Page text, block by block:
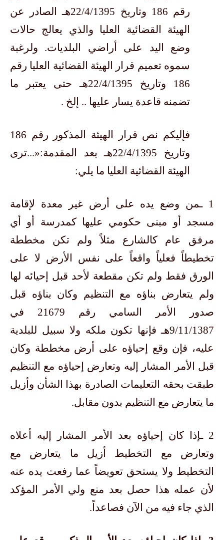
رقم 186 وتاريخ 22/4/1395هـ الصادر عن
الهيئة القضائية العليا والذي يعالج حالات
وضع اليد على أراضي البلديات. ولرغبة
سموه تعميم قرار الهيئة القضائية العليا رقم
186 وتاريخ 22/4/1395هـ حتى يعتبر ما
تضمنه قاعدة يسار عليها .. إلخ .
فإليكم نص قرار الهيئة المذكور رقم 186
وتاريخ 22/4/1395هـ بعد المقدمة:«...ترى
الهيئة القضائية العليا ما يلي:
1 ـمن وضع يده على أرض غير معدة لإقامة
مسجد أو مبنى حكومي عليها كمدرسة أو أي
مرفق عام كالشارع مثلاً ولم تكن مخططة
تخطيطاً فعلياً واقعاً على نفس الأرض لا على
الورق فقط ولم تكن مقطعة لأحد قبل إحيائه لها
ولم يتعارض بناؤه مع التنظيم وكان بناؤه قبل
صدور الأمر السامي رقم 21679 في
9/11/1387هـ فإنها تكون ملكه ولا سبيل للبلدية
عليه، فإن وقع إحياؤه على أرض مخططة وكان
قبل الأمر المشار إليه وتعارض إحياؤه مع التنظيم
طبقت بحقه التعليمات الصادرة بهذا الشأن وأزيل
ما يتعارض مع التنظيم بدون مقابل.
2 ـإذا كان إحياؤه بعد الأمر المشار إليه أعلاه
وتعارض مع التخطيط أزيل ما يتعارض مع
التخطيط ولا يستحق تعويضاً عما رفعت يده عنه
لأن عمله هذا حصل بعد منع ولي الأمر المؤكد
الذي جاء فيه من الآن فصاعداً.